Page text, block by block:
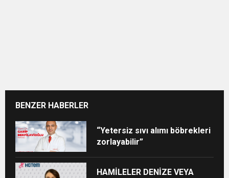
BENZER HABERLER
“Yetersiz sıvı alımı böbrekleri
zorlayabilir”
HAMİLELER DENİZE VEYA